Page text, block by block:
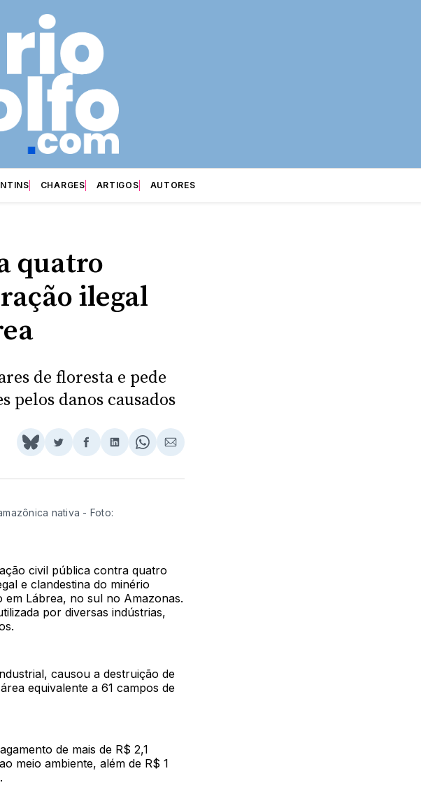
CHARGES ARTIGOS AUTORES
quatro
ilegal
de floresta e pede
pelos danos causados
Share
BlueSky
Compartilhar
Twitter
Compartilhar
Facebook
Compartilhar
LinkedIn
Share
WhatsApp
Compartilhar
Email
nativa - Foto:
civil pública contra quatro
e clandestina do minério
Lábrea, no sul no Amazonas.
por diversas indústrias,
causou a destruição de
equivalente a 61 campos de
de mais de R$ 2,1
meio ambiente, além de R$ 1